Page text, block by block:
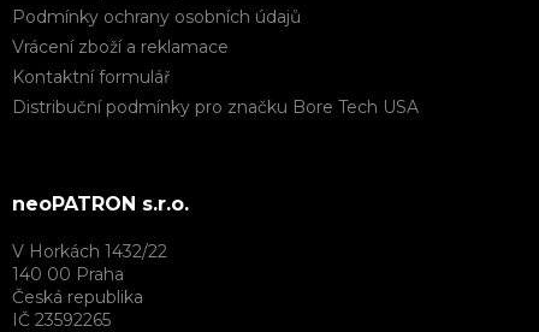
Podmínky ochrany osobních údajů
Vrácení zboží a reklamace
Kontaktní formulář
Distribuční podmínky pro značku Bore Tech USA
neoPATRON s.r.o.
V Horkách 1432/22
140 00 Praha
Česká republika
IČ 23592265